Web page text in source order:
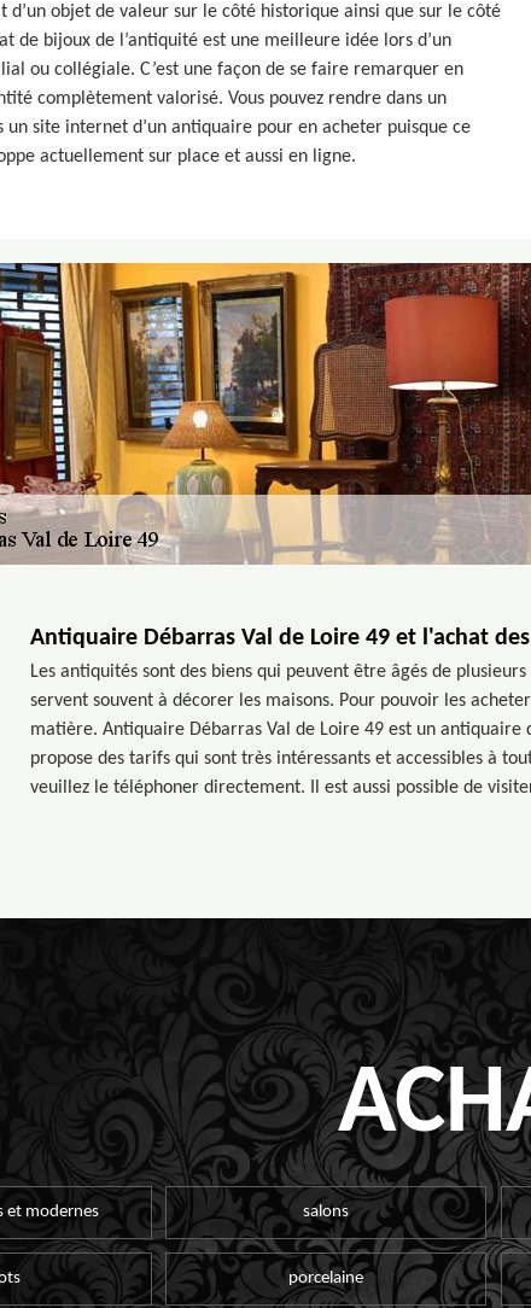
d’un objet de valeur sur le côté historique ainsi que sur le côté
de bijoux de l’antiquité est une meilleure idée lors d’un
ou collégiale. C’est une façon de se faire remarquer en
complètement valorisé. Vous pouvez rendre dans un
un site internet d’un antiquaire pour en acheter puisque ce
actuellement sur place et aussi en ligne.
Antiquaire Débarras Val de Loire 49 et l'achat
Les antiquités sont des biens qui peuvent être âgés de
servent souvent à décorer les maisons. Pour pouvoir les
matière. Antiquaire Débarras Val de Loire 49 est un antiquaire
propose des tarifs qui sont très intéressants et accessibles à
veuillez le téléphoner directement. Il est aussi possible de
et modernes salons
porcelaine